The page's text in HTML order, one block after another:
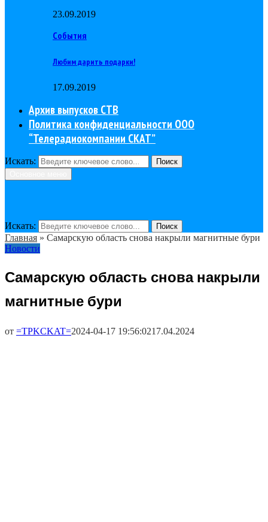
23.09.2019
События
Любим дарить подарки!
17.09.2019
Архив выпусков СТВ
Политика конфиденциальности ООО
“Телерадиокомпании СКАТ”
Искать:
Поиск
Искать: Поиск
Главная » Самарскую область снова накрыли магнитные бури
Новости
Самарскую область снова накрыли
магнитные бури
от =TPKCKAT=2024-04-17 19:56:0217.04.2024